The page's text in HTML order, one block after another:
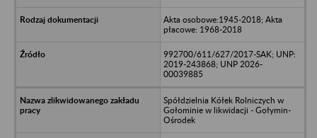
Akta osobowe:1945-2018; Akta
płacowe: 1968-2018
992700/611/627/2017-SAK; UNP:
2019-243868; UNP 2026-
00039885
Spółdzielnia Kółek Rolniczych w
Gołominie w likwidacji - Gołymin-
Ośrodek